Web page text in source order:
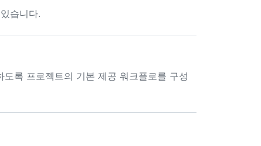
습니다.
록 프로젝트의 기본 제공 워크플로를 구성